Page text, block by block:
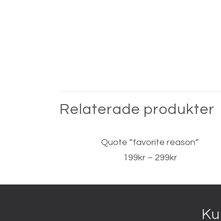
Relaterade produkter
Quote ”favorite reason”
199kr – 299kr